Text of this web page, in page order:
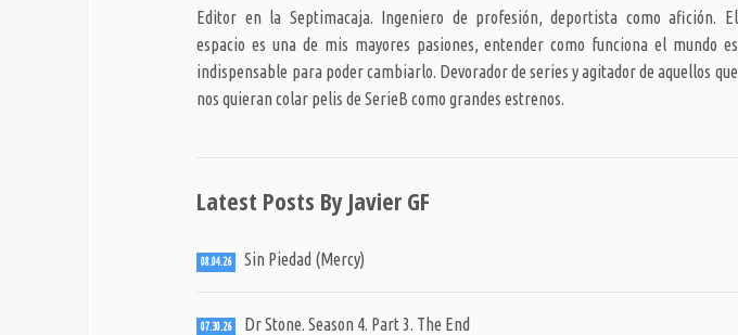
Editor en la Septimacaja. Ingeniero de profesión, deportista como afición. El
espacio es una de mis mayores pasiones, entender como funciona el mundo es
indispensable para poder cambiarlo. Devorador de series y agitador de aquellos que
nos quieran colar pelis de SerieB como grandes estrenos.
Latest Posts By Javier GF
08.04.26 Sin Piedad (Mercy)
07.30.26 Dr Stone. Season 4. Part 3. The End